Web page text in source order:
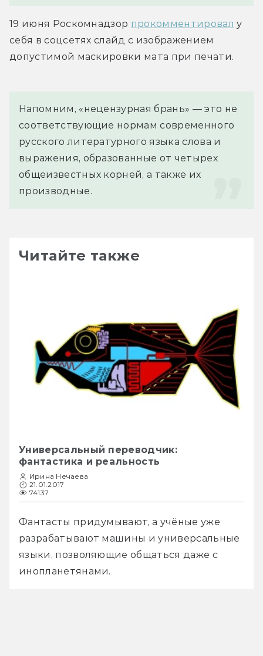
19 июня Роскомнадзор прокомментировал у
себя в соцсетях слайд с изображением
допустимой маскировки мата при печати.
Напомним, «нецензурная брань» — это не
соответствующие нормам современного
русского литературного языка слова и
выражения, образованные от четырех
общеизвестных корней, а также их
производные.
Читайте также
Универсальный переводчик:
фантастика и реальность
Ирина Нечаева
21.01.2017
74137
Фантасты придумывают, а учёные уже
разрабатывают машины и универсальные
языки, позволяющие общаться даже с
инопланетянами.